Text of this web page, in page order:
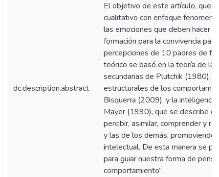
dc.description.abstract
El objetivo de este artículo, que
cualitativo con enfoque
las emociones que deben hacer
formación para la convivencia
percepciones de 10 padres de
teórico se basó en la teoría de
secundarias de Plutchik (1980),
estructurales de los
Bisquerra (2009), y la
Mayer (1990), que se describe
percibir, asimilar, comprender y
y las de los demás, promoviendo
intelectual. De esta manera se
para guiar nuestra forma de
comportamiento”.